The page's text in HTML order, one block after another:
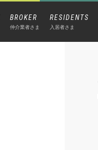
BROKER
仲介業者さま
RESIDENTS
入居者さま